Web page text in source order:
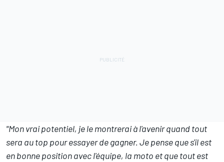
"Mon vrai potentiel, je le montrerai à l'avenir quand tout
sera au top pour essayer de gagner. Je pense que s'il est
en bonne position avec l'équipe, la moto et que tout est